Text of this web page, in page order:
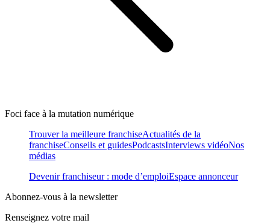
Foci face à la mutation numérique
Trouver la meilleure franchiseActualités de la
franchiseConseils et guidesPodcastsInterviews vidéoNos
médias
Devenir franchiseur : mode d’emploiEspace annonceur
Abonnez-vous à la newsletter
Renseignez votre mail